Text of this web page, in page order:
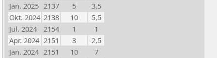
Jan. 2025 2137 5
3,5
Okt. 2024 2138 10
5,5
Jul. 2024
2154 1
1
Apr. 2024 2151 3
2,5
Jan. 2024 2151 10
7